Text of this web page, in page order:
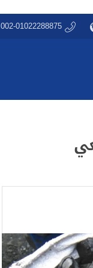
002-01022288875